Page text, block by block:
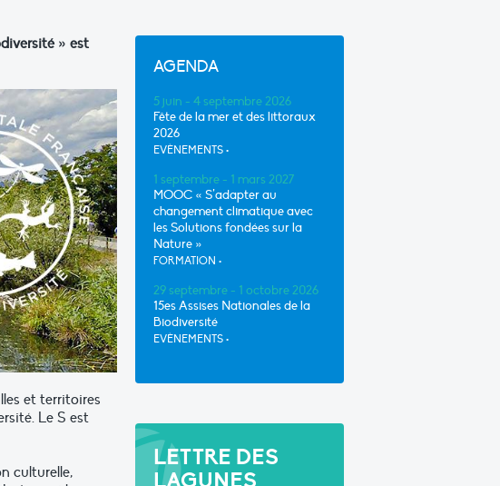
» est
et territoires
Le S est
culturelle,
AGENDA
5 juin - 4 septembre 2026
Fête de la mer et des littoraux
2026
EVÈNEMENTS •
1 septembre - 1 mars 2027
MOOC « S’adapter au
changement climatique avec
les Solutions fondées sur la
Nature »
FORMATION •
29 septembre - 1 octobre 2026
15es Assises Nationales de la
Biodiversité
EVÈNEMENTS •
LETTRE DES